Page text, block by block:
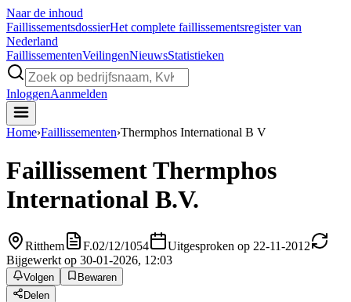
Naar de inhoud
FaillissementsdossierHet complete faillissementsregister van
Nederland
FaillissementenVeilingenNieuwsStatistieken
InloggenAanmelden
Home›Faillissementen›Thermphos International B V
FaillissementThermphos
International B.V.
Ritthem F.02/12/1054
Uitgesproken op 22-11-2012
Bijgewerkt op 30-01-2026, 12:03
Volgen
Bewaren
Delen